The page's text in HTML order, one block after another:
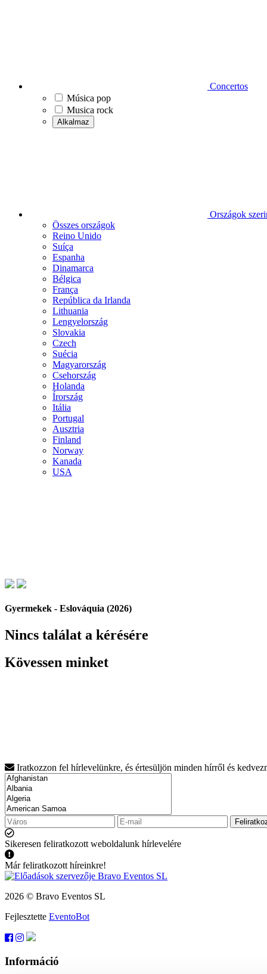
Concertos
Música pop
Musica rock
Alkalmaz
Országok
Összes országok
Reino Unido
Suíça
Espanha
Dinamarca
Bélgica
França
República da Irlanda
Lithuania
Lengyelország
Slovakia
Czech
Suécia
Magyarország
Csehország
Holanda
Írország
Itália
Portugal
Ausztria
Finland
Norway
Kanada
USA
Gyermekek - Eslováquia (2026)
Nincs találat a kérésére
Kövessen minket
Iratkozzon fel hírlevelünkre, és értesüljön minden hírről és
Sikeresen feliratkozott weboldalunk hírlevelére
Már feliratkozott híreinkre!
2026 © Bravo Eventos SL
Fejlesztette EventoBot
Információ